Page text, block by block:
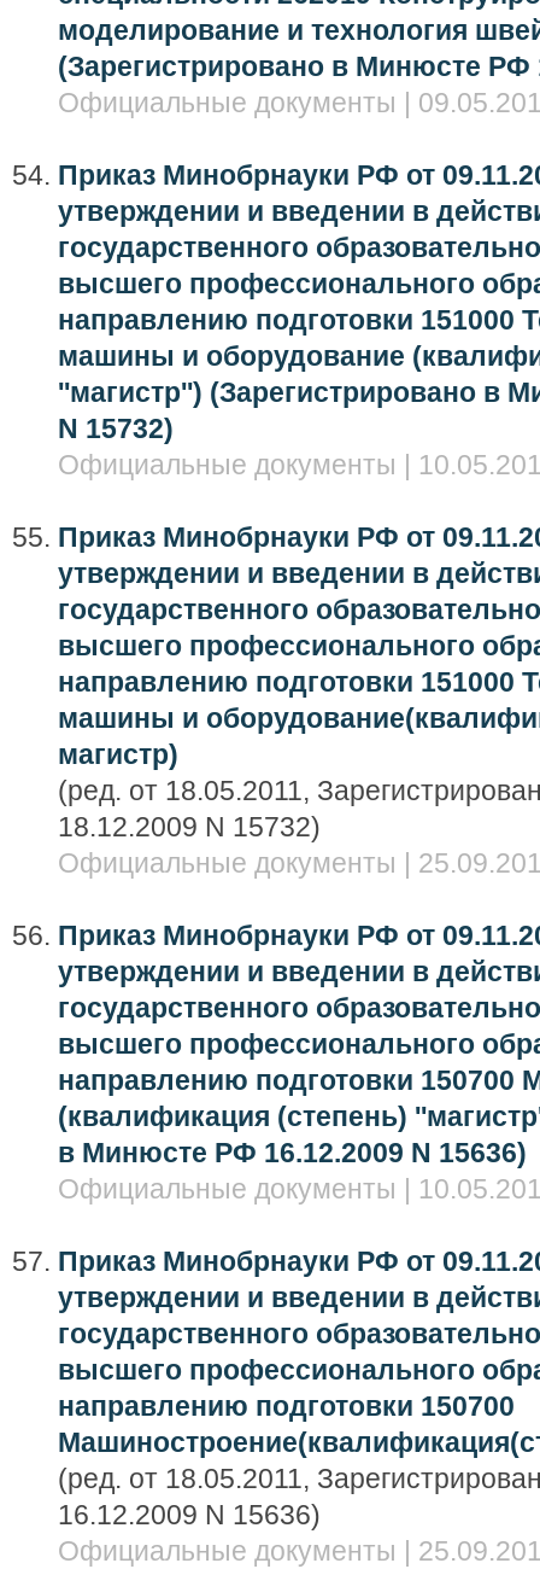
моделирование и технология
(Зарегистрировано в Минюсте РФ
Официальные документы |
Приказ Минобрнауки РФ от
утверждении и введении в
государственного
высшего профессионального
направлению подготовки 151000
машины и оборудование
''магистр'') (Зарегистрировано в
N 15732)
Официальные документы |
Приказ Минобрнауки РФ от
утверждении и введении в
государственного
высшего профессионального
направлению подготовки 151000
машины и
магистр)
(ред. от 18.05.2011,
18.12.2009 N 15732)
Официальные документы |
Приказ Минобрнауки РФ от
утверждении и введении в
государственного
высшего профессионального
направлению подготовки 150700
(квалификация (степень)
в Минюсте РФ 16.12.2009 N 15636)
Официальные документы |
Приказ Минобрнауки РФ от
утверждении и введении в
государственного
высшего профессионального
направлению подготовки 150700
(ред. от 18.05.2011,
16.12.2009 N 15636)
Официальные документы |